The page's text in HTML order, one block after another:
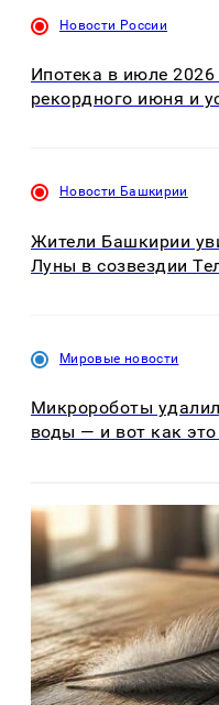
Новости России
Ипотека в июле 2026
рекордного июня и
Новости Башкирии
Жители Башкирии
Луны в созвездии
Мировые новости
Микророботы
воды — и вот как это